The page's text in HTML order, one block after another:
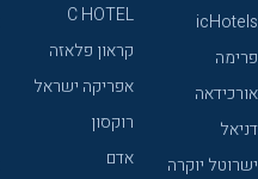
icHotels
פרימה
אורכידאה
דניאל
ישרוטל יוקרה
C HOTEL
קראון פלאזה
אפריקה ישראל
רוקסון
אדם